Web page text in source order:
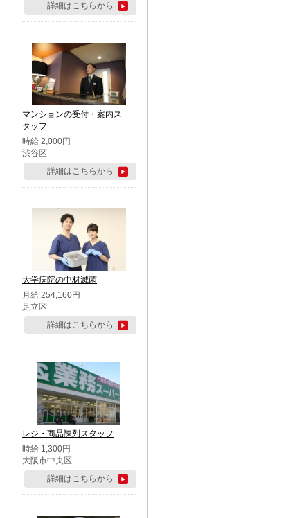
詳細はこちらから
マンションの受付・案内ス
タッフ
時給 2,000円
渋谷区
詳細はこちらから
大学病院の中材滅菌
月給 254,160円
足立区
詳細はこちらから
レジ・商品陳列スタッフ
時給 1,300円
大阪市中央区
詳細はこちらから